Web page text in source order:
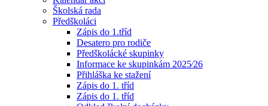
Školská rada
Předškoláci
Zápis do 1.tříd
Desatero pro rodiče
Předškolácké skupinky
Informace ke skupinkám 2025⁄26
Přihláška ke stažení
Zápis do 1. tříd
Zápis do 1. tříd